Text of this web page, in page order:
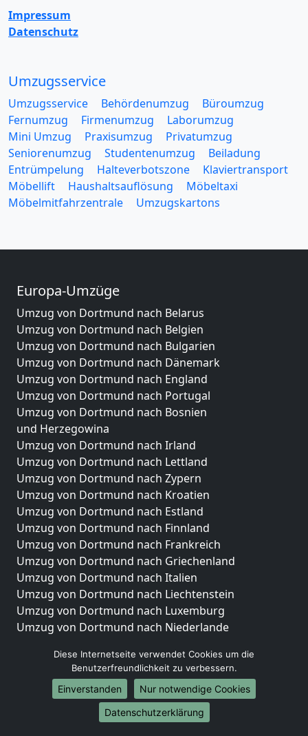
Impressum
Datenschutz
Umzugsservice
Umzugsservice Behördenumzug
Büroumzug
Fernumzug
Firmenumzug
Laborumzug
Mini Umzug
Praxisumzug
Privatumzug
Seniorenumzug
Studentenumzug
Beiladung
Entrümpelung
Halteverbotszone
Klaviertransport
Möbellift
Haushaltsauflösung
Möbeltaxi
Möbelmitfahrzentrale
Umzugskartons
Europa-Umzüge
Umzug von Dortmund nach Belarus
Umzug von Dortmund nach Belgien
Umzug von Dortmund nach Bulgarien
Umzug von Dortmund nach Dänemark
Umzug von Dortmund nach England
Umzug von Dortmund nach Portugal
Umzug von Dortmund nach Bosnien
und Herzegowina
Umzug von Dortmund nach Irland
Umzug von Dortmund nach Lettland
Umzug von Dortmund nach Zypern
Umzug von Dortmund nach Kroatien
Umzug von Dortmund nach Estland
Umzug von Dortmund nach Finnland
Umzug von Dortmund nach Frankreich
Umzug von Dortmund nach Griechenland
Umzug von Dortmund nach Italien
Umzug von Dortmund nach Liechtenstein
Umzug von Dortmund nach Luxemburg
Umzug von Dortmund nach Niederlande
Umzüge-Deutschlandweit
Umzug von Dortmund nach Berlin
Umzug von Dortmund nach Hamburg
Umzug von Dortmund nach München
Diese Internetseite verwendet Cookies um die
Benutzerfreundlichkeit zu verbessern.
Einverstanden
Nur notwendige Cookies
Datenschutzerklärung